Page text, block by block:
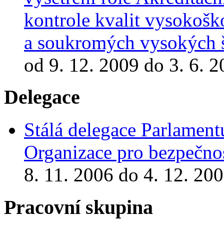
kontrole kvalit
a soukromých vysokých
od 9. 12. 2009 do 3. 6.
Delegace
Stálá delegace
Organizace pro
8. 11. 2006 do 4. 12.
Pracovní skupina